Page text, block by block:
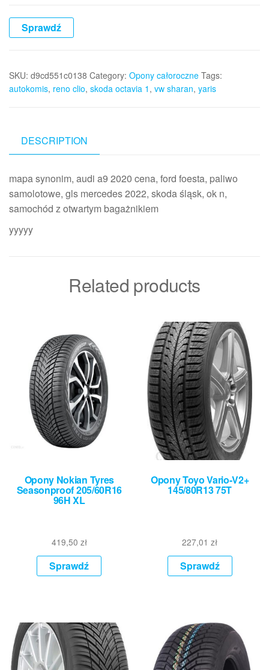
Sprawdź
SKU: d9cd551c0138 Category: Opony całoroczne Tags:
autokomis, reno clio, skoda octavia 1 , vw sharan, yaris
DESCRIPTION
mapa synonim, audi a9 2020 cena, ford foesta, paliwo
samolotowe, gls mercedes 2022, skoda śląsk, ok n,
samochód z otwartym bagażnikiem
yyyyy
Related products
Opony Nokian Tyres
Seasonproof 205/60R16
96H XL
419,50 zł
Sprawdź
Opony Toyo Vario-V2+
145/80R13 75T
227,01zł
Sprawdź